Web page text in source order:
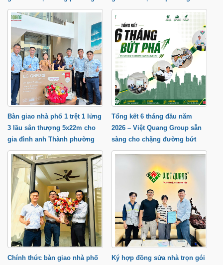
Trung Mỹ Tây
Tăng Nhơn Phú tP.HCM
Bàn giao nhà phố 1 trệt 1 lửng
3 lầu sân thượng 5x22m cho
gia đình anh Thành phường
Trung Mỹ Tây
Tổng kết 6 tháng đầu năm
2026 – Việt Quang Group sẵn
sàng cho chặng đường bứt
phá cuối năm
Chính thức bàn giao nhà phố
Ký hợp đồng sửa nhà trọn gói